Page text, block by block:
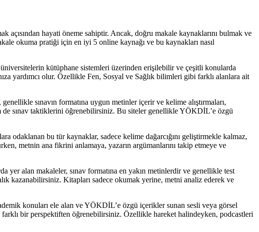
açısından hayati öneme sahiptir. Ancak, doğru makale kaynaklarını bulmak ve
okuma pratiği için en iyi 5 online kaynağı ve bu kaynakları nasıl
kütüphane sistemleri üzerinden erişilebilir ve çeşitli konularda
yardımcı olur. Özellikle Fen, Sosyal ve Sağlık bilimleri gibi farklı alanlara ait
sınavın formatına uygun metinler içerir ve kelime alıştırmaları,
sınav taktiklerini öğrenebilirsiniz. Bu siteler genellikle YÖKDİL’e özgü
bu tür kaynaklar, sadece kelime dağarcığını geliştirmekle kalmaz,
metnin ana fikrini anlamaya, yazarın argümanlarını takip etmeye ve
yer alan makaleler, sınav formatına en yakın metinlerdir ve genellikle test
kazanabilirsiniz. Kitapları sadece okumak yerine, metni analiz ederek ve
konuları ele alan ve YÖKDİL’e özgü içerikler sunan sesli veya görsel
bir perspektiften öğrenebilirsiniz. Özellikle hareket halindeyken, podcastleri